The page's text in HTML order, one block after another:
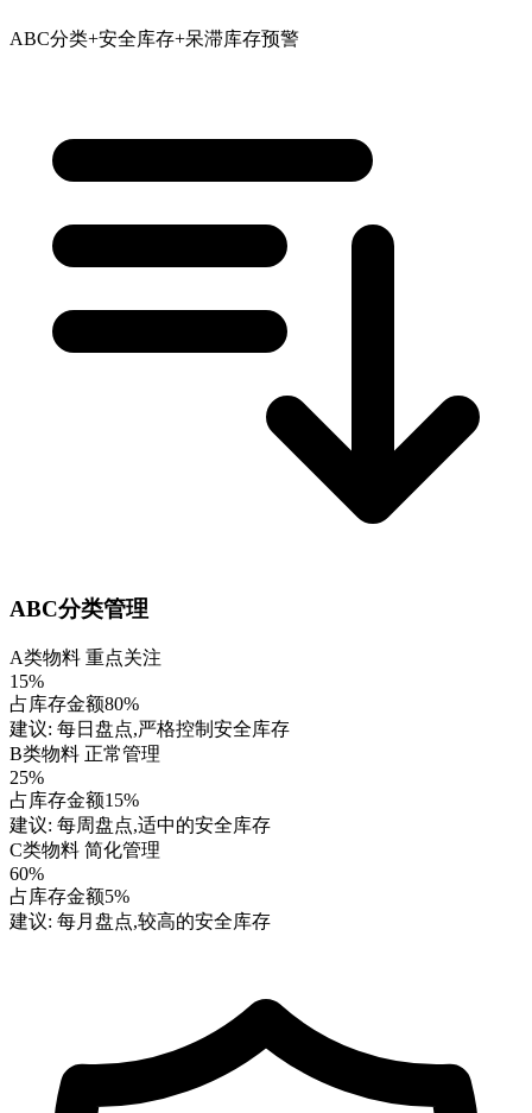
ABC分类+安全库存+呆滞库存预警
ABC分类管理
A类物料 重点关注
15%
占库存金额80%
建议: 每日盘点,严格控制安全库存
B类物料 正常管理
25%
占库存金额15%
建议: 每周盘点,适中的安全库存
C类物料 简化管理
60%
占库存金额5%
建议: 每月盘点,较高的安全库存